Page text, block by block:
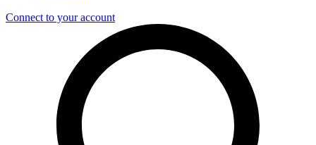
Connect to your account